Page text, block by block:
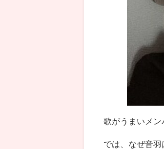
歌がうまいメン
では、なぜ音羽